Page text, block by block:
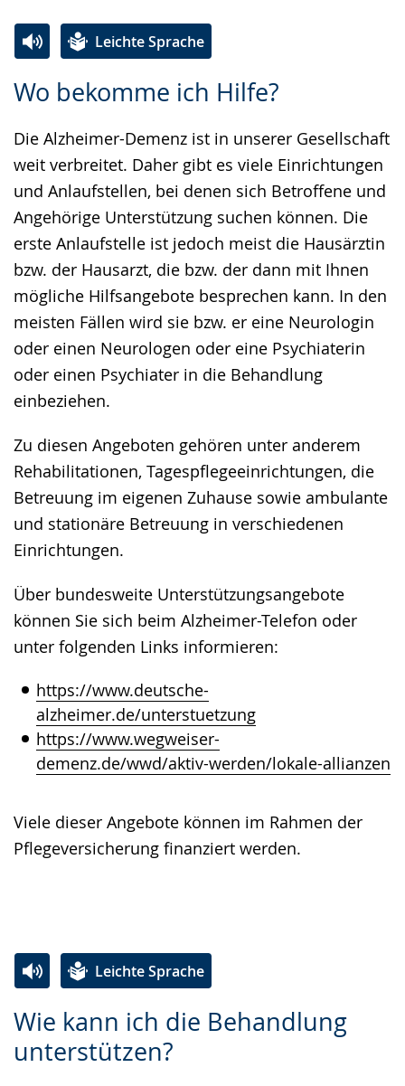
Wo bekomme ich Hilfe?
Die Alzheimer-Demenz ist in unserer Gesellschaft
weit verbreitet. Daher gibt es viele Einrichtungen
und Anlaufstellen, bei denen sich Betroffene und
Angehörige Unterstützung suchen können. Die
erste Anlaufstelle ist jedoch meist die Hausärztin
bzw. der Hausarzt, die bzw. der dann mit Ihnen
mögliche Hilfsangebote besprechen kann. In den
meisten Fällen wird sie bzw. er eine Neurologin
oder einen Neurologen oder eine Psychiaterin
oder einen Psychiater in die Behandlung
einbeziehen.
Zu diesen Angeboten gehören unter anderem
Rehabilitationen, Tagespflegeeinrichtungen, die
Betreuung im eigenen Zuhause sowie ambulante
und stationäre Betreuung in verschiedenen
Einrichtungen.
Über bundesweite Unterstützungsangebote
können Sie sich beim Alzheimer-Telefon oder
unter folgenden Links informieren:
https://www.deutsche-
alzheimer.de/unterstuetzung
https://www.wegweiser-
demenz.de/wwd/aktiv-werden/lokale-allianzen
Viele dieser Angebote können im Rahmen der
Pflegeversicherung finanziert werden.
Leichte Sprache
Leichten
wechseln.
Audio-
Video
Deutscher
Gebärdensprache
wird
angezeigt.
Wie kann ich die Behandlung
unterstützen?
Leichte Sprache
Leichten
Sprache
Audio-
Unterstützung.
Video
in